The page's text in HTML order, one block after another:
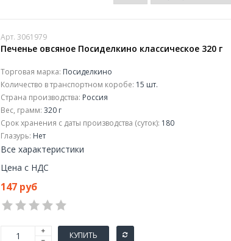
Арт. 3061979
Печенье овсяное Посиделкино классическое 320 г
Торговая марка: Посиделкино
Количество в транспортном коробе: 15 шт.
Страна производства: Россия
Вес, грамм: 320 г
Срок хранения с даты производства (суток): 180
Глазурь: Нет
Все характеристики
Цена с НДС
147 руб
КУПИТЬ